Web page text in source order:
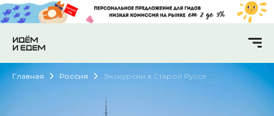
Главная Россия Экскурсии в Старой Руссе